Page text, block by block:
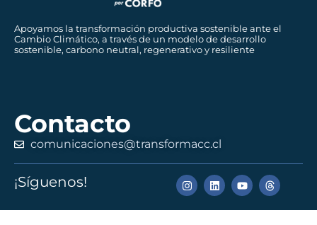
Apoyamos la transformación productiva sostenible ante el
Cambio Climático, a través de un modelo de desarrollo
sostenible, carbono neutral, regenerativo y resiliente
Contacto
comunicaciones@transformacc.cl
¡Síguenos!